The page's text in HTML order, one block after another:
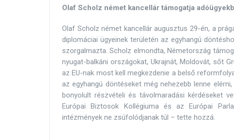
Olaf Scholz német kancellár támogatja
Olaf Scholz német kancellár augusztus 29-én, a
diplomáciai ügyeinek területén az egyhangú
szorgalmazta. Scholz elmondta, Németország
nyugat-balkáni országokat, Ukrajnát, Moldovát, sőt
az EU-nak most kell megkezdenie a belső
az egyhangú döntéseket még nehezebb lenne
bonyolult részvételi és távolmaradási kérdéseket
Európai Biztosok Kollégiuma és az Európai
intézmények ne zsúfolódjanak túl – tette hozzá.